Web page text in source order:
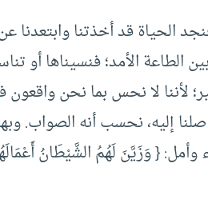
الحياة قد أخذتنا وابتعدنا
الطاعة الأمد؛ فنسيناها أو
لأننا لا نحس بما نحن واقعون
إليه، نحسب أنه الصواب.
{ وَزَيَّنَ لَهُمُ الشَّيْطَانُ